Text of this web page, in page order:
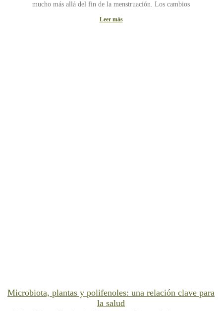
mucho más allá del fin de la menstruación. Los cambios
Leer más
Microbiota, plantas y polifenoles: una relación clave para
la salud